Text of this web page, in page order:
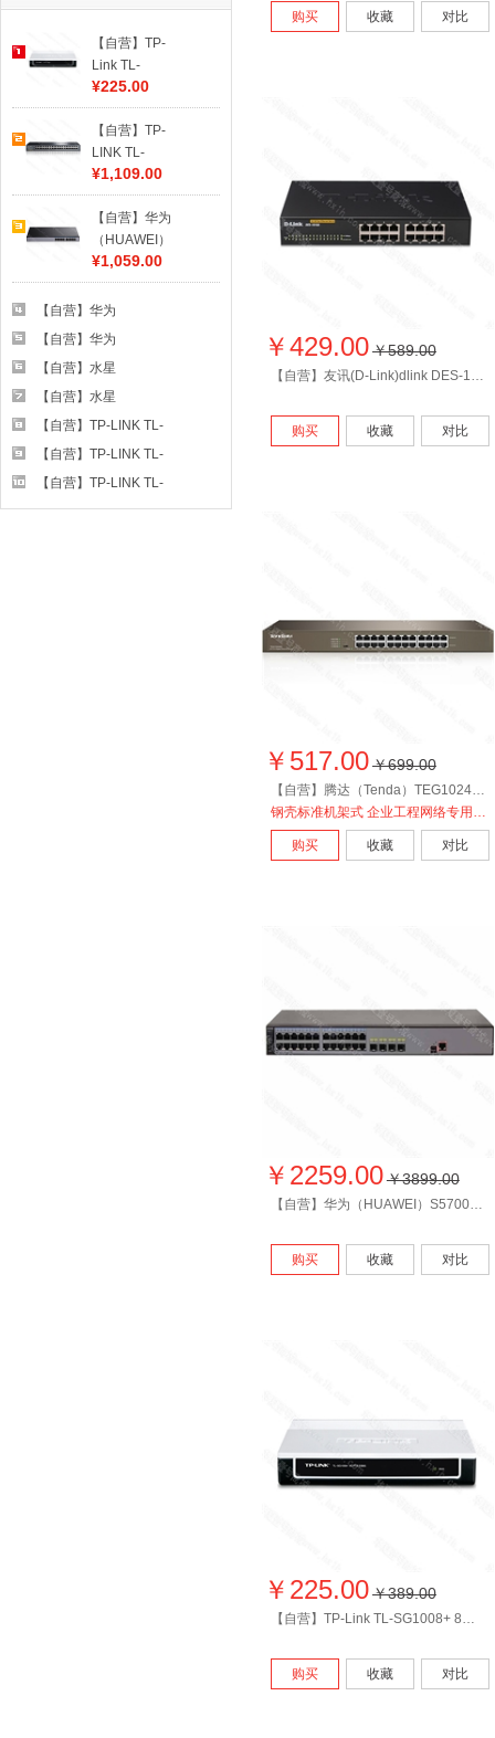
购买 收藏 对比
￥429.00￥589.00
【自营】友讯(D-Link)dlink DES-1016A 百兆 非网管交换机16口
购买 收藏 对比
￥517.00￥699.00
【自营】腾达（Tenda）TEG1024G 24口千兆网络交换机
钢壳标准机架式 企业工程网络专用分线器
购买 收藏 对比
￥2259.00￥3899.00
【自营】华为（HUAWEI）S5700S-28P-LI-AC 24口全千兆网管交换机
购买 收藏 对比
￥225.00￥389.00
【自营】TP-Link TL-SG1008+ 8口千兆以太网交换机 8口交换机
购买 收藏 对比
【自营】TP-
Link TL-
SG1008+ 8口
千兆以太网交
换机 8口交换
机
¥225.00
【自营】TP-
LINK TL-
SF1048S 48口
百兆非网管交
换机
¥1,109.00
【自营】华为
（HUAWEI）
S1700-24GR
24口千兆非网
管 交换机
¥1,059.00
【自营】华为
（HUAWEI）S5700S-
交换机
【自营】华为
（HUAWEI）S5700S-
管交换机
【自营】水星
（MERCURY）S108M 8
【自营】水星
（MERCURY）SG116D
式
【自营】TP-LINK TL-
SF1016D 16口百兆非网管
【自营】TP-LINK TL-
SG1024DT 24口全千兆非
【自营】TP-LINK TL-
SF1008D 8口百兆交换机